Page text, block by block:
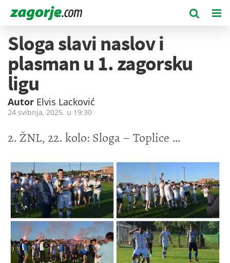
Sloga slavi naslov i
plasman u 1. zagorsku
ligu
Autor Elvis Lacković
24 svibnja, 2025. u 19:30
2. ŽNL, 22. kolo: Sloga – Toplice